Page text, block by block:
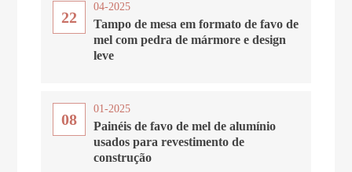
22
04-2025
Tampo de mesa em formato de favo de
mel com pedra de mármore e design
leve
08
01-2025
Painéis de favo de mel de alumínio
usados ​​para revestimento de
construção